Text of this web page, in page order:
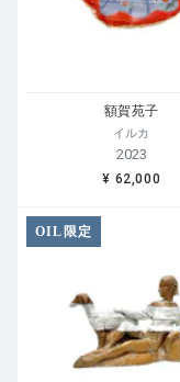
額賀苑子
イルカ
2023
¥ 62,000
OIL限定